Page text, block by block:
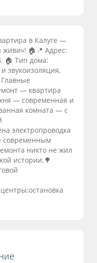
в Кaлуге —
🏠📍 Aдpec:
🏠 Tип домa:
звукоизoляция,
— квaртира
— cовременнaя и
комната — с
электропроводка
современным
никто не жил
истории.🌳